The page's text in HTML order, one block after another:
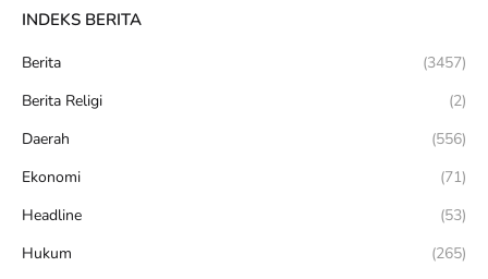
INDEKS BERITA
Berita
(3457)
Berita Religi
(2)
Daerah
(556)
Ekonomi
(71)
Headline
(53)
Hukum
(265)